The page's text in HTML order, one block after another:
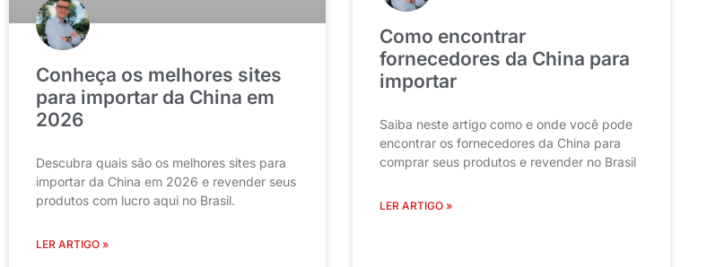
Conheça os melhores sites
para importar da China em
2026
Descubra quais são os melhores sites para
importar da China em 2026 e revender seus
produtos com lucro aqui no Brasil.
LER ARTIGO »
Como encontrar
fornecedores da China para
importar
Saiba neste artigo como e onde você pode
encontrar os fornecedores da China para
comprar seus produtos e revender no Brasil
LER ARTIGO »